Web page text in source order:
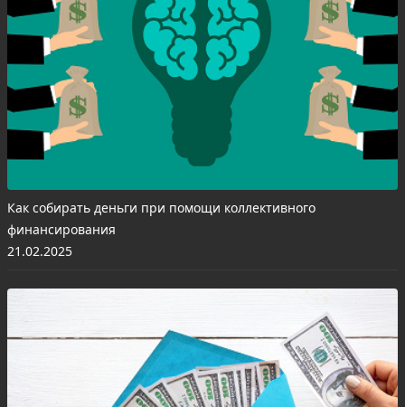
Как собирать деньги при помощи коллективного
финансирования
21.02.2025